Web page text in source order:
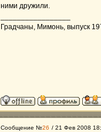
ними дружили.
Градчаны, Мимонь, выпуск
Сообщение №26 / 21 Фев 2008